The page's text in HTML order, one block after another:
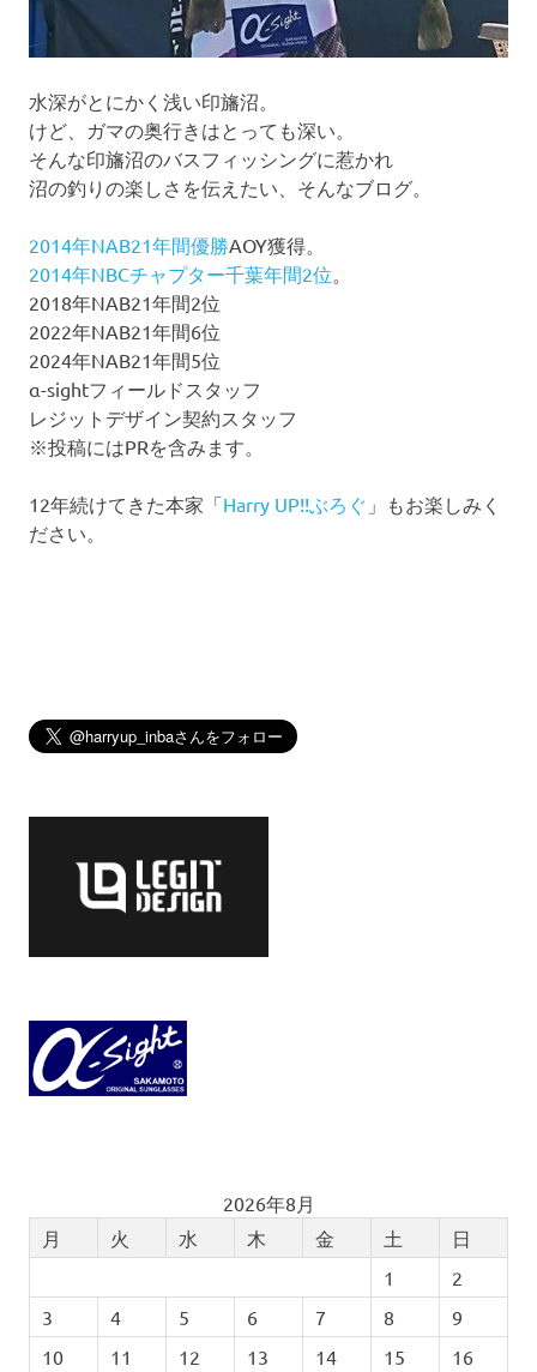
水深がとにかく浅い印旛沼。
けど、ガマの奥行きはとっても深い。
そんな印旛沼のバスフィッシングに惹かれ
沼の釣りの楽しさを伝えたい、そんなブログ。
2014年NAB21年間優勝AOY獲得。
2014年NBCチャプター千葉年間2位。
2018年NAB21年間2位
2022年NAB21年間6位
2024年NAB21年間5位
α-sightフィールドスタッフ
レジットデザイン契約スタッフ
※投稿にはPRを含みます。
12年続けてきた本家「Harry UP!!ぶろぐ 」もお楽しみく
ださい。
2026年8月
月
火 水 木 金 土
日
1
2
3
4 5 6 7 8
9
10
11 12 13 14 15
16